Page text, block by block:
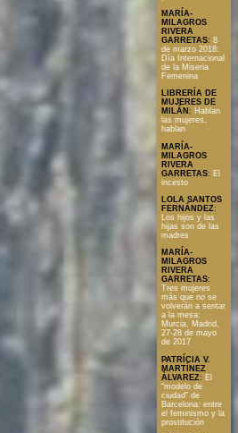
MARÍA-
MILAGROS
RIVERA
GARRETAS: 8
de marzo 2018:
Día Internacional
de la Miseria
Femenina
LIBRERÍA DE
MUJERES DE
MILÁN : Hablan
las mujeres,
hablan
MARÍA-
MILAGROS
RIVERA
GARRETAS: El
incesto
LOLA SANTOS
FERNÁNDEZ:
Los hijos y las
hijas son de las
madres
MARÍA-
MILAGROS
RIVERA
GARRETAS:
Tres mujeres
más que no se
volverán a sentar
a la mesa:
Murcia, Madrid,
27-28 de mayo
de 2017
PATRÍCIA V.
MARTÍNEZ
ÀLVAREZ: El
“modelo de
ciudad” de
Barcelona: entre
el feminismo y la
prostitución